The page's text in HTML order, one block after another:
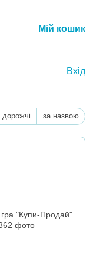
Мій кошик
Вхід
дорожчі за назвою